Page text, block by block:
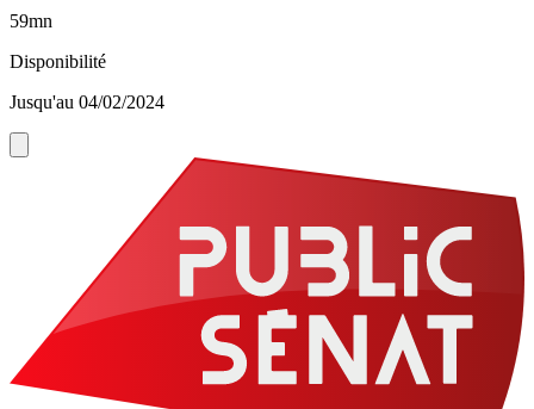
59mn
Disponibilité
Jusqu'au 04/02/2024